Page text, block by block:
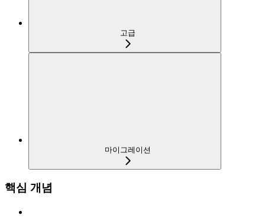
고급
마이그레이션
핵심 개념